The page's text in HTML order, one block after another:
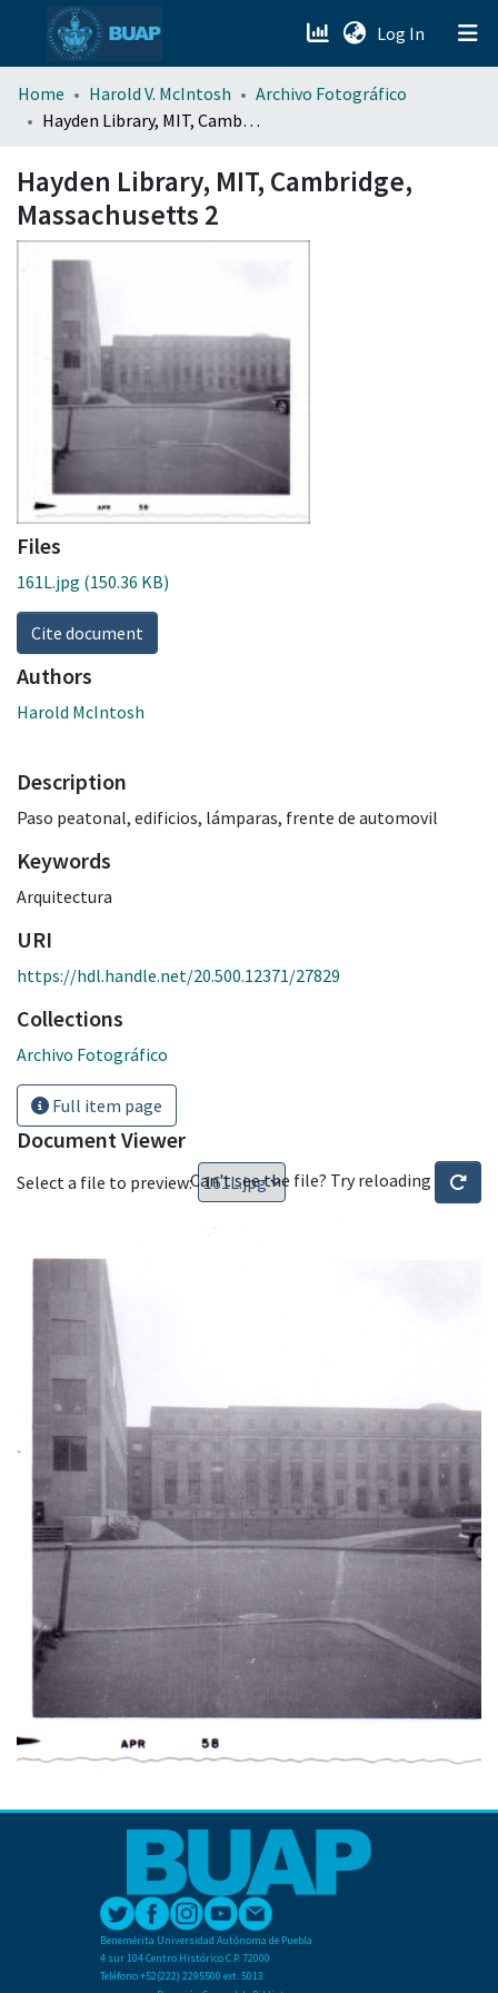
Log In (current)
menu.section.about_menu
Home Harold V. McIntosh
Archivo Fotográfico
Hayden Library, MIT, Cambridge, Massachusetts 2
Hayden Library, MIT, Cambridge,
Massachusetts 2
Files
161L.jpg (150.36 KB)
Cite document
Authors
Harold McIntosh
Description
Paso peatonal, edificios, lámparas, frente de automovil
Keywords
Arquitectura
URI
https://hdl.handle.net/20.500.12371/27829
Collections
Archivo Fotográfico
Full item page
Document Viewer
Select a file to preview:Can't see the file? Try reloading
Benemérita Universidad Autónoma de Puebla
4 sur 104 Centro Histórico C.P. 72000
Teléfono +52(222) 2295500 ext. 5013